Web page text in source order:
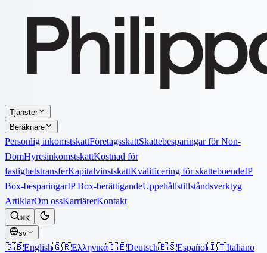
Tjänster
Beräknare
Personlig inkomstskattFöretagsskattSkattebesparingar för Non-
DomHyresinkomstskattKostnad för
fastighetstransferKapitalvinstskattKvalificering för skatteboendeIP
Box-besparingarIP Box-berättigandeUppehållstillståndsverktyg
ArtiklarOm ossKarriärerKontakt
⌘K
sv
🇬🇧English🇬🇷Ελληνικά🇩🇪Deutsch🇪🇸Español🇮🇹Italiano